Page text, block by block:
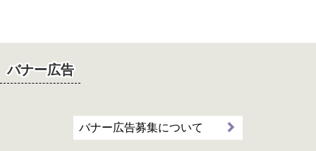
バナー広告
バナー広告募集について